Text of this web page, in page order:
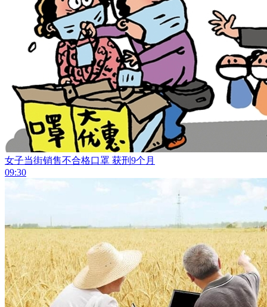
女子当街销售不合格口罩 获刑9个月
09:30